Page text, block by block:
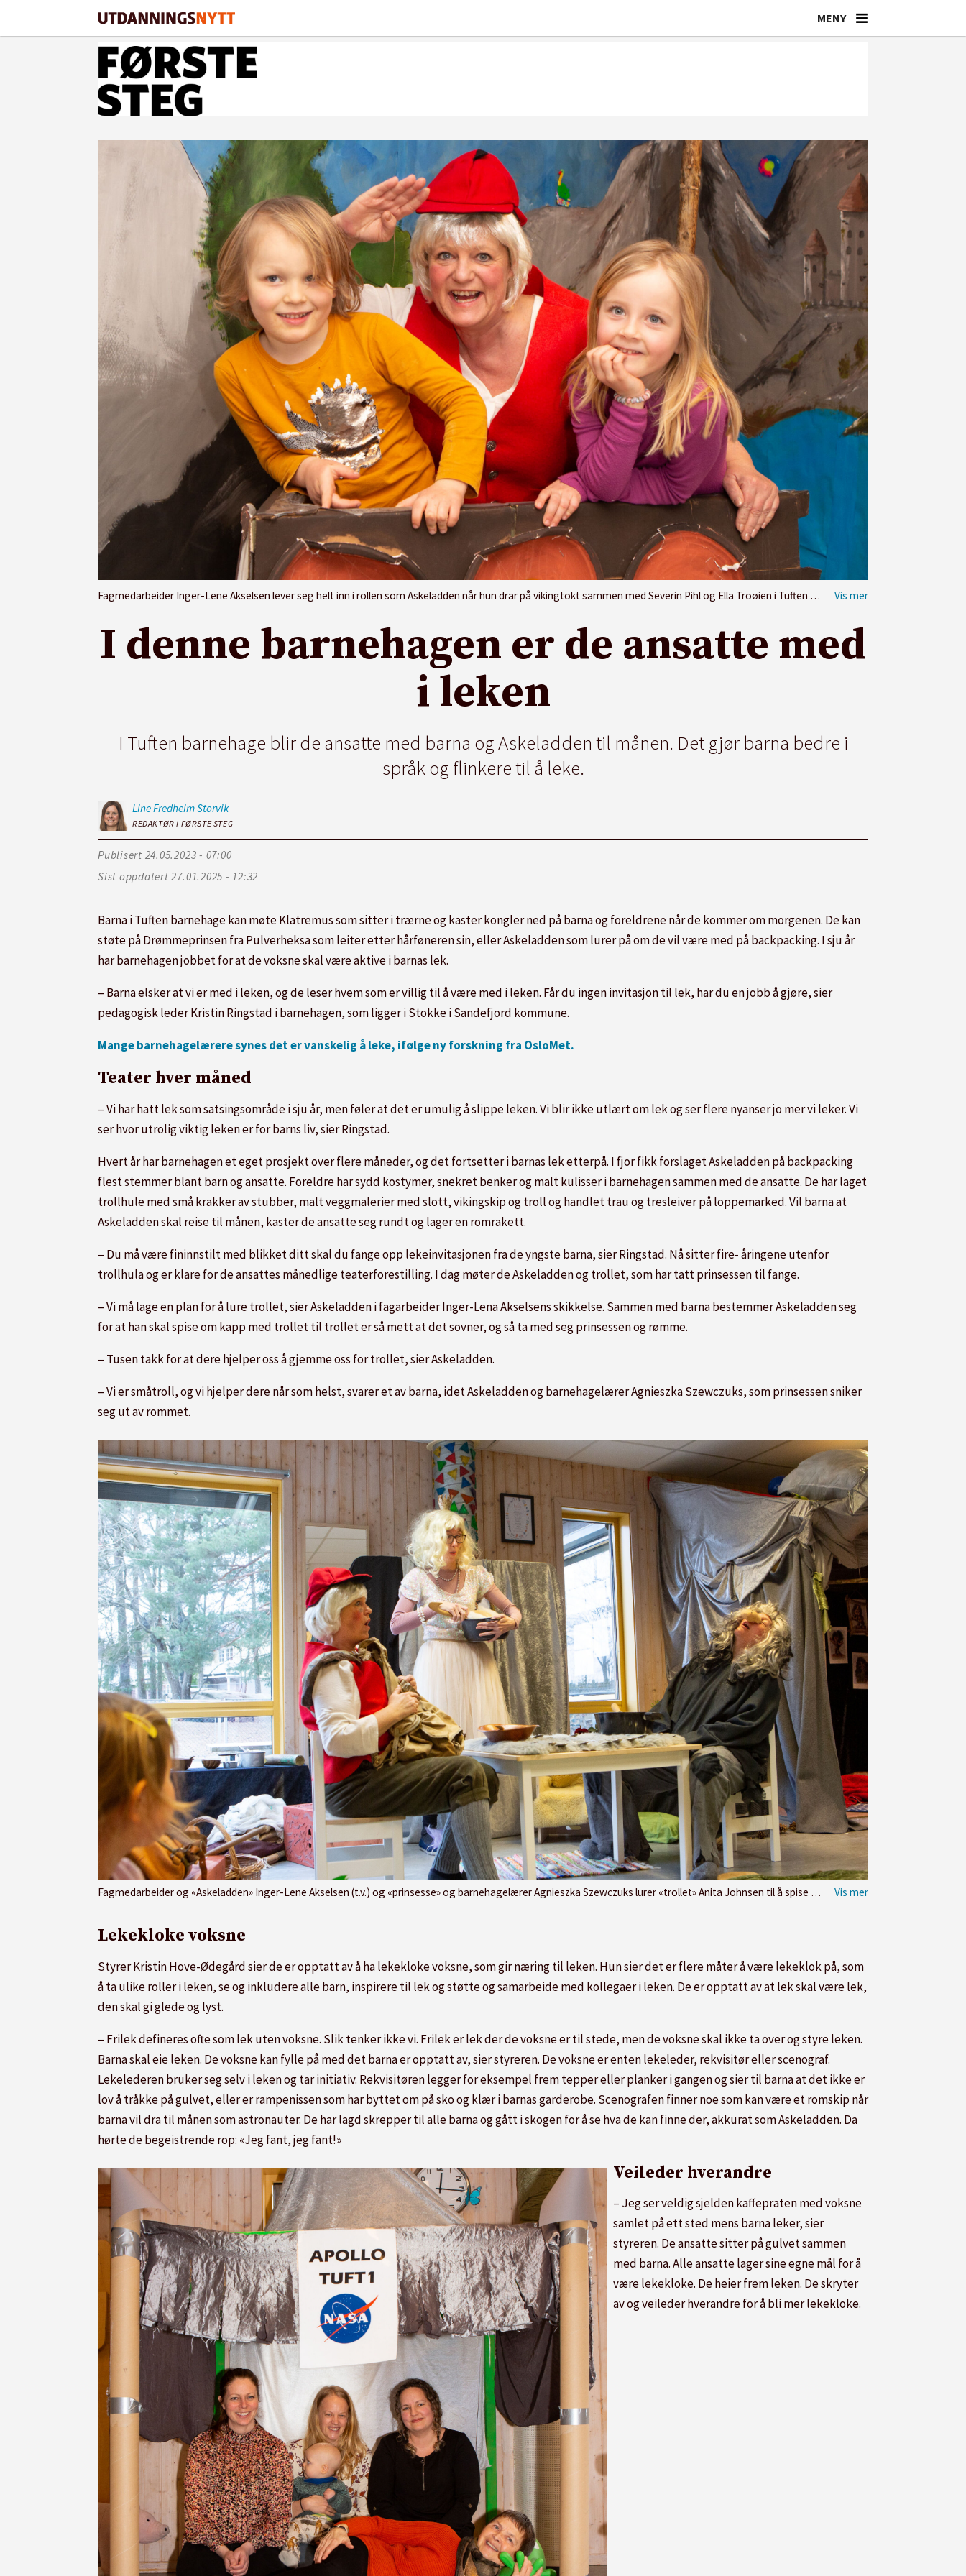
Fagmedarbeider Inger-Lene Akselsen lever seg helt inn i rollen som Askeladden når hun drar på vikingtokt sammen med Severin Pihl og Ella Troøien i Tuften barnehage. Charlotte Wiig
I denne barnehagen er de ansatte med
i leken
I Tuften barnehage blir de ansatte med barna og Askeladden til månen. Det gjør barna bedre i
språk og flinkere til å leke.
Line FredheimStorvik
REDAKTØR I FØRSTE STEG
Publisert
24.05.2023 - 07:00
Sist oppdatert
27.01.2025 - 12:32
Barna i Tuften barnehage kan møte Klatremus som sitter i trærne og kaster kongler ned på barna og foreldrene når de kommer om morgenen. De kan
støte på Drømmeprinsen fra Pulverheksa som leiter etter hårføneren sin, eller Askeladden som lurer på om de vil være med på backpacking. I sju år
har barnehagen jobbet for at de voksne skal være aktive i barnas lek.
– Barna elsker at vi er med i leken, og de leser hvem som er villig til å være med i leken. Får du ingen invitasjon til lek, har du en jobb å gjøre, sier
pedagogisk leder Kristin Ringstad i barnehagen, som ligger i Stokke i Sandefjord kommune.
Mange barnehagelærere synes det er vanskelig å leke, ifølge ny forskning fra OsloMet.
Teater hver måned
– Vi har hatt lek som satsingsområde i sju år, men føler at det er umulig å slippe leken. Vi blir ikke utlært om lek og ser flere nyanser jo mer vi leker. Vi
ser hvor utrolig viktig leken er for barns liv, sier Ringstad.
Hvert år har barnehagen et eget prosjekt over flere måneder, og det fortsetter i barnas lek etterpå. I fjor fikk forslaget Askeladden på backpacking
flest stemmer blant barn og ansatte. Foreldre har sydd kostymer, snekret benker og malt kulisser i barnehagen sammen med de ansatte. De har laget
trollhule med små krakker av stubber, malt veggmalerier med slott, vikingskip og troll og handlet trau og tresleiver på loppemarked. Vil barna at
Askeladden skal reise til månen, kaster de ansatte seg rundt og lager en romrakett.
– Du må være fininnstilt med blikket ditt skal du fange opp lekeinvitasjonen fra de yngste barna, sier Ringstad. Nå sitter fire- åringene utenfor
trollhula og er klare for de ansattes månedlige teaterforestilling. I dag møter de Askeladden og trollet, som har tatt prinsessen til fange.
– Vi må lage en plan for å lure trollet, sier Askeladden i fagarbeider Inger-Lena Akselsens skikkelse. Sammen med barna bestemmer Askeladden seg
for at han skal spise om kapp med trollet til trollet er så mett at det sovner, og så ta med seg prinsessen og rømme.
– Tusen takk for at dere hjelper oss å gjemme oss for trollet, sier Askeladden.
– Vi er småtroll, og vi hjelper dere når som helst, svarer et av barna, idet Askeladden og barnehagelærer Agnieszka Szewczuks, som prinsessen sniker
seg ut av rommet.
Fagmedarbeider og «Askeladden» Inger-Lene Akselsen (t.v.) og «prinsesse» og barnehagelærer Agnieszka Szewczuks lurer «trollet» Anita Johnsen til å spise om kapp med Askeladden til han sovner.
Lekekloke voksne
Styrer Kristin Hove-Ødegård sier de er opptatt av å ha lekekloke voksne, som gir næring til leken. Hun sier det er flere måter å være lekeklok på, som
å ta ulike roller i leken, se og inkludere alle barn, inspirere til lek og støtte og samarbeide med kollegaer i leken. De er opptatt av at lek skal være lek,
den skal gi glede og lyst.
– Frilek defineres ofte som lek uten voksne. Slik tenker ikke vi. Frilek er lek der de voksne er til stede, men de voksne skal ikke ta over og styre leken.
Barna skal eie leken. De voksne kan fylle på med det barna er opptatt av, sier styreren. De voksne er enten lekeleder, rekvisitør eller scenograf.
Lekelederen bruker seg selv i leken og tar initiativ. Rekvisitøren legger for eksempel frem tepper eller planker i gangen og sier til barna at det ikke er
lov å tråkke på gulvet, eller er rampenissen som har byttet om på sko og klær i barnas garderobe. Scenografen finner noe som kan være et romskip når
barna vil dra til månen som astronauter. De har lagd skrepper til alle barna og gått i skogen for å se hva de kan finne der, akkurat som Askeladden. Da
hørte de begeistrende rop: «Jeg fant, jeg fant!»
Veileder hverandre
– Jeg ser veldig sjelden kaffepraten med voksne
samlet på ett sted mens barna leker, sier
styreren. De ansatte sitter på gulvet sammen
med barna. Alle ansatte lager sine egne mål for å
være lekekloke. De heier frem leken. De skryter
av og veileder hverandre for å bli mer lekekloke.